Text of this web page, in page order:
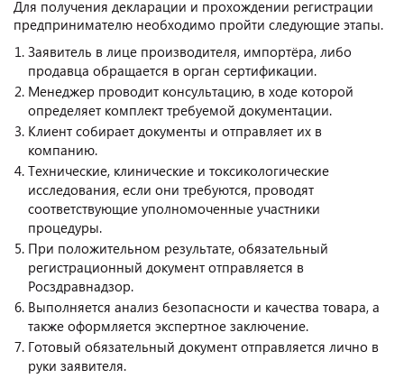
Для получения декларации и прохождении регистрации
предпринимателю необходимо пройти следующие этапы.
Заявитель в лице производителя, импортёра, либо
продавца обращается в орган сертификации.
Менеджер проводит консультацию, в ходе которой
определяет комплект требуемой документации.
Клиент собирает документы и отправляет их в
компанию.
Технические, клинические и токсикологические
исследования, если они требуются, проводят
соответствующие уполномоченные участники
процедуры.
При положительном результате, обязательный
регистрационный документ отправляется в
Росздравнадзор.
Выполняется анализ безопасности и качества товара, а
также оформляется экспертное заключение.
Готовый обязательный документ отправляется лично в
руки заявителя.